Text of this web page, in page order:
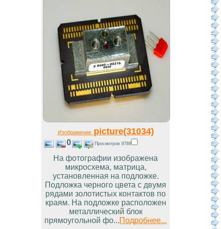
Изображениеpicture(31034)
0 Просмотров 9789
На фотографии изображена
микросхема, матрица,
установленная на подложке.
Подложка черного цвета с двумя
рядами золотистых контактов по
краям. На подложке расположен
металлический блок
прямоугольной фо...Подробнее...